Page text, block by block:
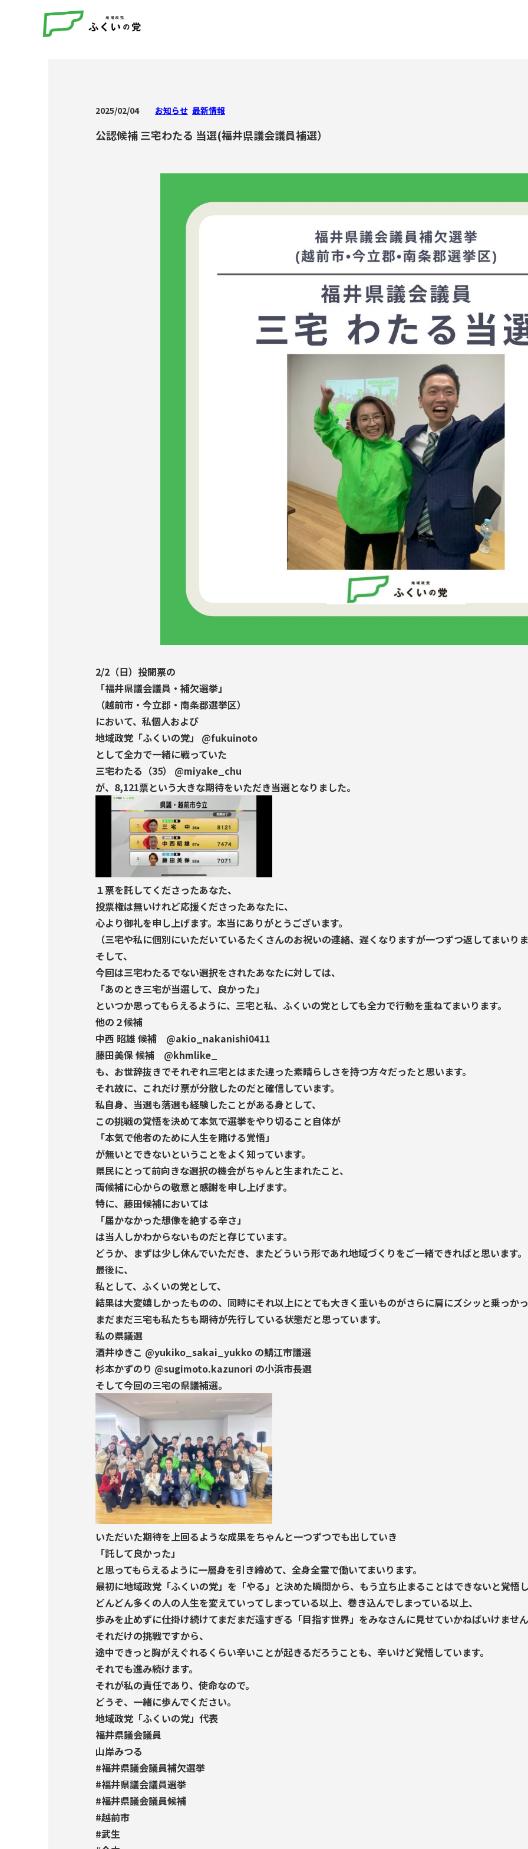
2025/02/04 お知らせ 最新情報
公認候補 三宅わたる 当選(福井県議会議員補選）
2/2（日）投開票の
「福井県議会議員・補欠選挙」
（越前市・今立郡・南条郡選挙区）
において、私個人および
地域政党「ふくいの党」 @fukuinoto
として全力で一緒に戦っていた
三宅わたる（35） @miyake_chu
が、8,121票という大きな期待をいただき当選となりました。
１票を託してくださったあなた、
投票権は無いけれど応援くださったあなたに、
心より御礼を申し上げます。本当にありがとうございます。
（三宅や私に個別にいただいているたくさんのお祝いの連絡、遅くなりますが一つずつ返してまいり
そして、
今回は三宅わたるでない選択をされたあなたに対しては、
「あのとき三宅が当選して、良かった」
といつか思ってもらえるように、三宅と私、ふくいの党としても全力で行動を重ねてまいります。
他の２候補
中西 昭雄 候補 @akio_nakanishi0411
藤田美保 候補 @khmlike_
も、お世辞抜きでそれぞれ三宅とはまた違った素晴らしさを持つ方々だったと思います。
それ故に、これだけ票が分散したのだと確信しています。
私自身、当選も落選も経験したことがある身として、
この挑戦の覚悟を決めて本気で選挙をやり切ること自体が
「本気で他者のために人生を賭ける覚悟」
が無いとできないということをよく知っています。
県民にとって前向きな選択の機会がちゃんと生まれたこと、
両候補に心からの敬意と感謝を申し上げます。
特に、藤田候補においては
「届かなかった想像を絶する辛さ」
は当人しかわからないものだと存じています。
どうか、まずは少し休んでいただき、またどういう形であれ地域づくりをご一緒できればと思います。
最後に、
私として、ふくいの党として、
結果は大変嬉しかったものの、同時にそれ以上にとても大きく重いものがさらに肩にズシッと乗っか
まだまだ三宅も私たちも期待が先行している状態だと思っています。
私の県議選
酒井ゆきこ @yukiko_sakai_yukko の鯖江市議選
杉本かずのり @sugimoto.kazunori の小浜市長選
そして今回の三宅の県議補選。
いただいた期待を上回るような成果をちゃんと一つずつでも出していき
「託して良かった」
と思ってもらえるように一層身を引き締めて、全身全霊で働いてまいります。
最初に地域政党「ふくいの党」を「やる」と決めた瞬間から、もう立ち止まることはできないと覚悟
どんどん多くの人の人生を変えていってしまっている以上、巻き込んでしまっている以上、
歩みを止めずに仕掛け続けてまだまだ遠すぎる「目指す世界」をみなさんに見せていかねばいけませ
それだけの挑戦ですから、
途中できっと胸がえぐれるくらい辛いことが起きるだろうことも、辛いけど覚悟しています。
それでも進み続けます。
それが私の責任であり、使命なので。
どうぞ、一緒に歩んでください。
地域政党「ふくいの党」代表
福井県議会議員
山岸みつる
#福井県議会議員補欠選挙
#福井県議会議員選挙
#福井県議会議員候補
#越前市
#武生